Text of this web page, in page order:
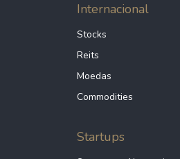
Internacional
Stocks
Reits
Moedas
Commodities
Startups